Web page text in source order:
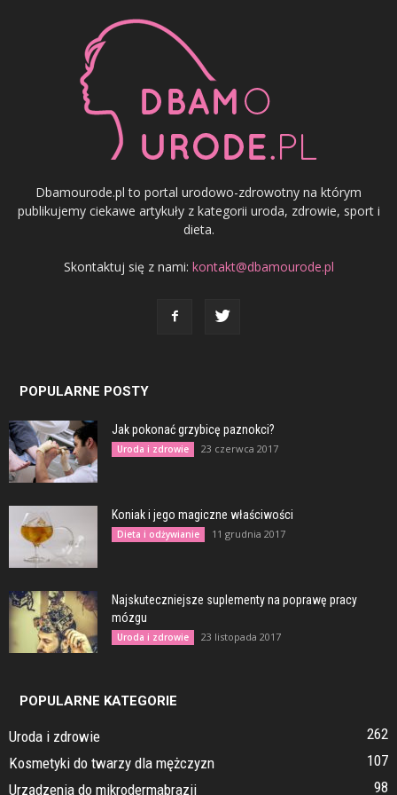
Dbamourode.pl to portal urodowo-zdrowotny na którym
publikujemy ciekawe artykuły z kategorii uroda, zdrowie, sport i
dieta.
Skontaktuj się z nami: kontakt@dbamourode.pl
POPULARNE POSTY
Jak pokonać grzybicę paznokci?
Uroda i zdrowie 23 czerwca 2017
Koniak i jego magiczne właściwości
Dieta i odżywianie 11 grudnia 2017
Najskuteczniejsze suplementy na poprawę pracy
mózgu
Uroda i zdrowie 23 listopada 2017
POPULARNE KATEGORIE
Uroda i zdrowie
262
Kosmetyki do twarzy dla mężczyzn
107
Urządzenia do mikrodermabrazji
98